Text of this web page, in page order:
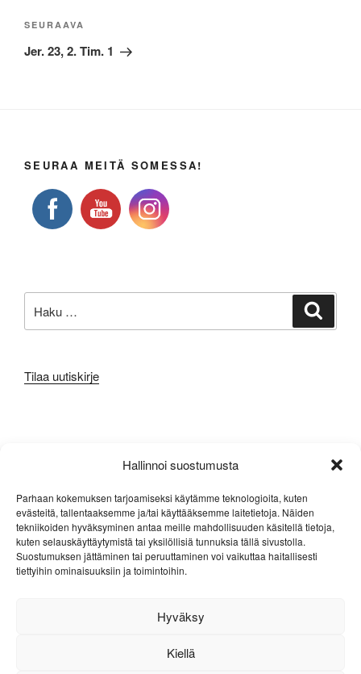
Hallinnoi suostumusta
Parhaan kokemuksen tarjoamiseksi käytämme teknologioita, kuten
evästeitä, tallentaaksemme ja/tai käyttääksemme laitetietoja. Näiden
tekniikoiden hyväksyminen antaa meille mahdollisuuden käsitellä tietoja,
kuten selauskäyttäytymistä tai yksilöllisiä tunnuksia tällä sivustolla.
Suostumuksen jättäminen tai peruuttaminen voi vaikuttaa haitallisesti
tiettyihin ominaisuuksiin ja toimintoihin.
Hyväksy
Kiellä
Seuraava
artikkeli
SEURAAVA
Jer. 23, 2. Tim. 1
SEURAA MEITÄ SOMESSA!
Tilaa uutiskirje
Sisältösyöte
Kommenttisyöte